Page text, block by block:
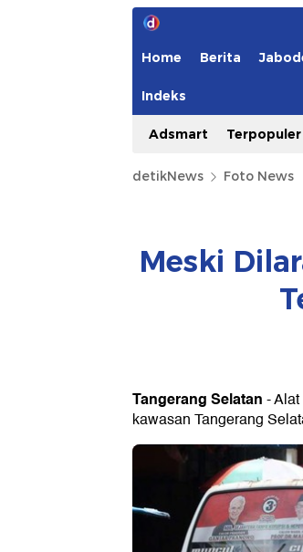
Home Berita
Indeks
Adsmart Terpopuler
detikNews Foto News
Meski
Tangerang Selatan-
kawasan Tangerang